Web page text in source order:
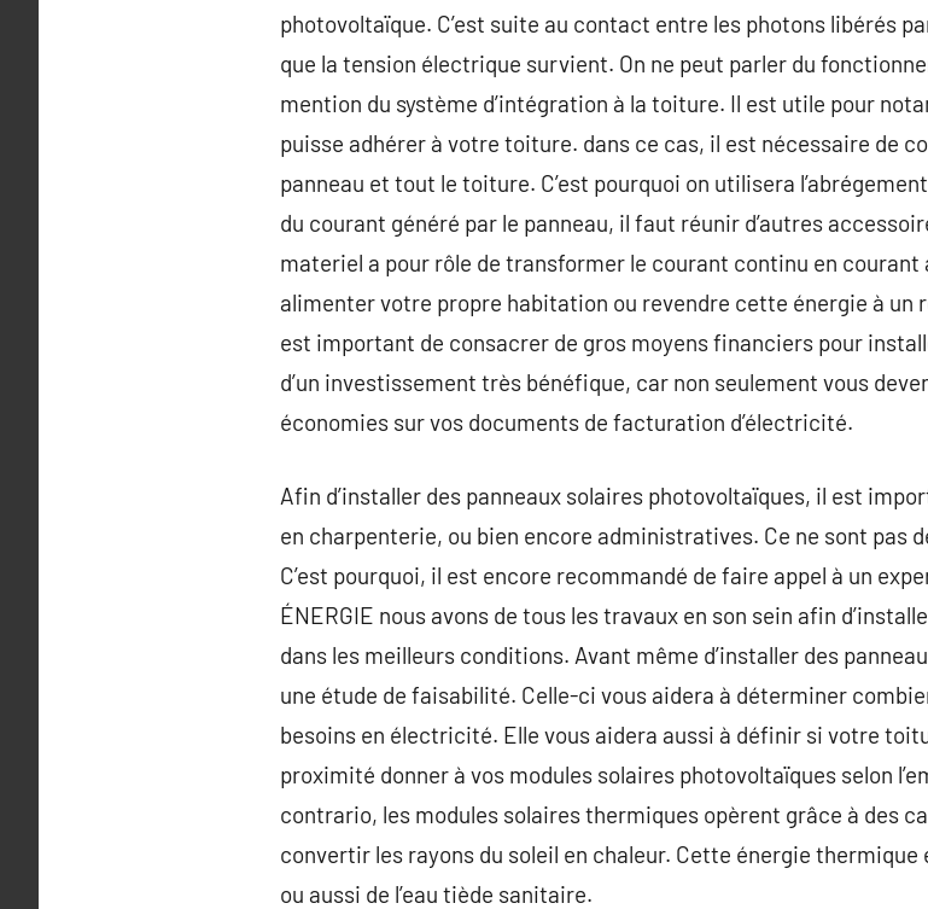
photovoltaïque. C’est suite au contact entre les photons libérés
que la tension électrique survient. On ne peut parler du
mention du système d’intégration à la toiture. Il est utile pour
puisse adhérer à votre toiture. dans ce cas, il est nécessaire de
panneau et tout le toiture. C’est pourquoi on utilisera
du courant généré par le panneau, il faut réunir d’autres
materiel a pour rôle de transformer le courant continu en
alimenter votre propre habitation ou revendre cette énergie à un
est important de consacrer de gros moyens financiers pour
d’un investissement très bénéfique, car non seulement vous
économies sur vos documents de facturation d’électricité.
Afin d’installer des panneaux solaires photovoltaïques, il est
en charpenterie, ou bien encore administratives. Ce ne sont pas
C’est pourquoi, il est encore recommandé de faire appel à un
ÉNERGIE nous avons de tous les travaux en son sein afin
dans les meilleurs conditions. Avant même d’installer des
une étude de faisabilité. Celle-ci vous aidera à déterminer
besoins en électricité. Elle vous aidera aussi à définir si votre
proximité donner à vos modules solaires photovoltaïques selon
contrario, les modules solaires thermiques opèrent grâce à des
convertir les rayons du soleil en chaleur. Cette énergie
ou aussi de l’eau tiède sanitaire.